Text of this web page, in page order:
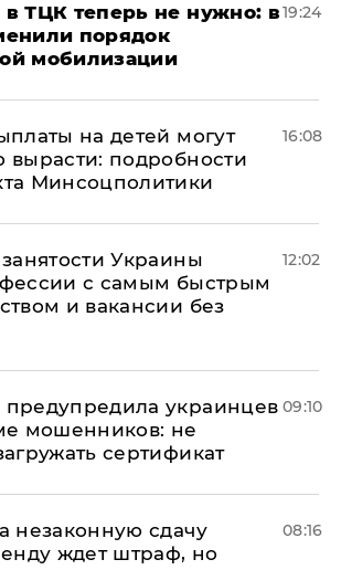
ТЦК теперь не нужно: в
порядок
мобилизации
19:24
на детей могут
вырасти: подробности
Минсоцполитики
16:08
Украины
с самым быстрым
и вакансии без
12:02
украинцев
мошенников: не
сертификат
09:10
незаконную сдачу
ждет штраф, но
08:16